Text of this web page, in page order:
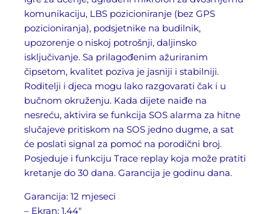
komunikaciju, LBS pozicioniranje (bez GPS
pozicioniranja), podsjetnike na budilnik,
upozorenje o niskoj potrošnji, daljinsko
isključivanje. Sa prilagođenim ažuriranim
čipsetom, kvalitet poziva je jasniji i stabilniji.
Roditelji i djeca mogu lako razgovarati čak i u
bučnom okruženju. Kada dijete naiđe na
nesreću, aktivira se funkcija SOS alarma za hitne
slučajeve pritiskom na SOS jedno dugme, a sat
će poslati signal za pomoć na porodični broj.
Posjeduje i funkciju Trace replay koja može pratiti
kretanje do 30 dana. Garancija je godinu dana.
Garancija: 12 mjeseci
– Ekran: 1.44″